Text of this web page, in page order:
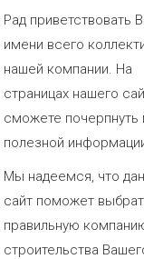
Рад приветствовать
имени всего
нашей компании. На
страницах нашего
сможете почерпнуть
полезной
Мы надеемся, что
сайт поможет
правильную
строительства